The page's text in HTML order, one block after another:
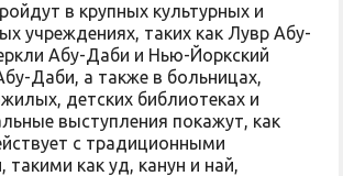
в крупных культурных и
учреждениях, таких как Лувр Абу-
Абу-Даби и Нью-Йоркский
Даби, а также в больницах,
детских библиотеках и
выступления покажут, как
с традиционными
такими как уд, канун и най,